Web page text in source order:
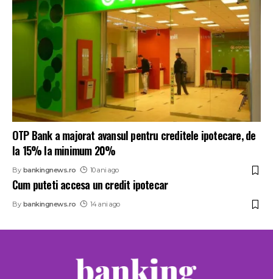
OTP Bank a majorat avansul pentru creditele ipotecare, de
la 15% la minimum 20%
By bankingnews.ro 10 ani ago
Cum puteti accesa un credit ipotecar
By bankingnews.ro 14 ani ago